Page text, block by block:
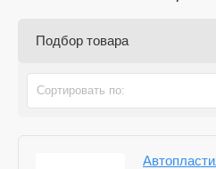
Подбор товара
Сортировать по: